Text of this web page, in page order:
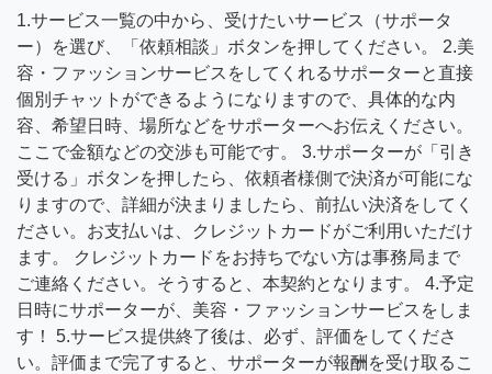
1.サービス一覧の中から、受けたいサービス（サポータ
ー）を選び、「依頼相談」ボタンを押してください。 2.美
容・ファッションサービスをしてくれるサポーターと直接
個別チャットができるようになりますので、具体的な内
容、希望日時、場所などをサポーターへお伝えください。
ここで金額などの交渉も可能です。 3.サポーターが「引き
受ける」ボタンを押したら、依頼者様側で決済が可能にな
りますので、詳細が決まりましたら、前払い決済をしてく
ださい。お支払いは、クレジットカードがご利用いただけ
ます。 クレジットカードをお持ちでない方は事務局まで
ご連絡ください。そうすると、本契約となります。 4.予定
日時にサポーターが、美容・ファッションサービスをしま
す！ 5.サービス提供終了後は、必ず、評価をしてくださ
い。評価まで完了すると、サポーターが報酬を受け取るこ